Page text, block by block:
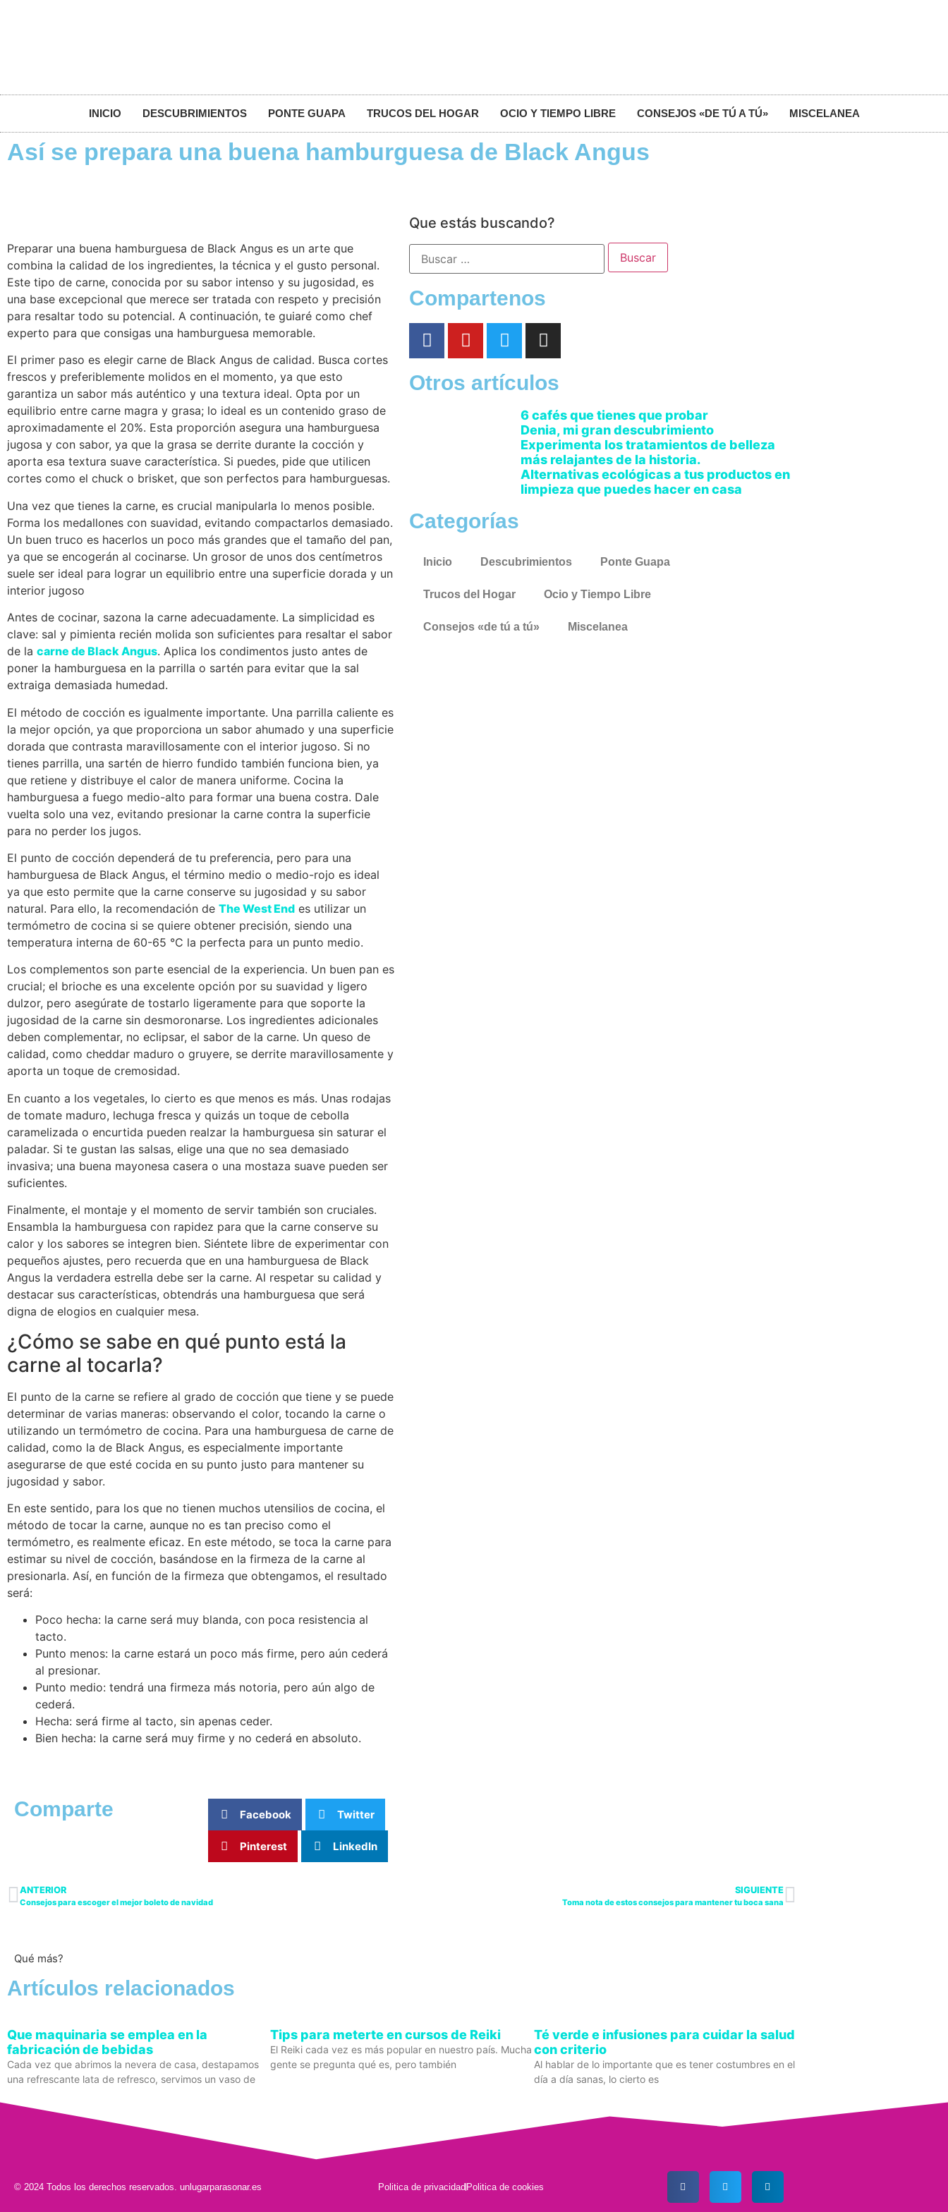
INICIO DESCUBRIMIENTOS PONTE GUAPA TRUCOS DEL HOGAR OCIO Y TIEMPO LIBRE CONSEJOS «DE TÚ A TÚ» MISCELANEA
Así se prepara una buena hamburguesa de Black Angus
Preparar una buena hamburguesa de Black Angus es un arte que
combina la calidad de los ingredientes, la técnica y el gusto personal.
Este tipo de carne, conocida por su sabor intenso y su jugosidad, es
una base excepcional que merece ser tratada con respeto y precisión
para resaltar todo su potencial. A continuación, te guiaré como chef
experto para que consigas una hamburguesa memorable.
El primer paso es elegir carne de Black Angus de calidad. Busca cortes
frescos y preferiblemente molidos en el momento, ya que esto
garantiza un sabor más auténtico y una textura ideal. Opta por un
equilibrio entre carne magra y grasa; lo ideal es un contenido graso de
aproximadamente el 20%. Esta proporción asegura una hamburguesa
jugosa y con sabor, ya que la grasa se derrite durante la cocción y
aporta esa textura suave característica. Si puedes, pide que utilicen
cortes como el chuck o brisket, que son perfectos para hamburguesas.
Una vez que tienes la carne, es crucial manipularla lo menos posible.
Forma los medallones con suavidad, evitando compactarlos demasiado.
Un buen truco es hacerlos un poco más grandes que el tamaño del pan,
ya que se encogerán al cocinarse. Un grosor de unos dos centímetros
suele ser ideal para lograr un equilibrio entre una superficie dorada y un
interior jugoso
Antes de cocinar, sazona la carne adecuadamente. La simplicidad es
clave: sal y pimienta recién molida son suficientes para resaltar el sabor
de la carne de Black Angus. Aplica los condimentos justo antes de
poner la hamburguesa en la parrilla o sartén para evitar que la sal
extraiga demasiada humedad.
El método de cocción es igualmente importante. Una parrilla caliente es
la mejor opción, ya que proporciona un sabor ahumado y una superficie
dorada que contrasta maravillosamente con el interior jugoso. Si no
tienes parrilla, una sartén de hierro fundido también funciona bien, ya
que retiene y distribuye el calor de manera uniforme. Cocina la
hamburguesa a fuego medio-alto para formar una buena costra. Dale
vuelta solo una vez, evitando presionar la carne contra la superficie
para no perder los jugos.
El punto de cocción dependerá de tu preferencia, pero para una
hamburguesa de Black Angus, el término medio o medio-rojo es ideal
ya que esto permite que la carne conserve su jugosidad y su sabor
natural. Para ello, la recomendación de The West End es utilizar un
termómetro de cocina si se quiere obtener precisión, siendo una
temperatura interna de 60-65 °C la perfecta para un punto medio.
Los complementos son parte esencial de la experiencia. Un buen pan es
crucial; el brioche es una excelente opción por su suavidad y ligero
dulzor, pero asegúrate de tostarlo ligeramente para que soporte la
jugosidad de la carne sin desmoronarse. Los ingredientes adicionales
deben complementar, no eclipsar, el sabor de la carne. Un queso de
calidad, como cheddar maduro o gruyere, se derrite maravillosamente y
aporta un toque de cremosidad.
En cuanto a los vegetales, lo cierto es que menos es más. Unas rodajas
de tomate maduro, lechuga fresca y quizás un toque de cebolla
caramelizada o encurtida pueden realzar la hamburguesa sin saturar el
paladar. Si te gustan las salsas, elige una que no sea demasiado
invasiva; una buena mayonesa casera o una mostaza suave pueden ser
suficientes.
Finalmente, el montaje y el momento de servir también son cruciales.
Ensambla la hamburguesa con rapidez para que la carne conserve su
calor y los sabores se integren bien. Siéntete libre de experimentar con
pequeños ajustes, pero recuerda que en una hamburguesa de Black
Angus la verdadera estrella debe ser la carne. Al respetar su calidad y
destacar sus características, obtendrás una hamburguesa que será
digna de elogios en cualquier mesa.
¿Cómo se sabe en qué punto está la
carne al tocarla?
El punto de la carne se refiere al grado de cocción que tiene y se puede
determinar de varias maneras: observando el color, tocando la carne o
utilizando un termómetro de cocina. Para una hamburguesa de carne de
calidad, como la de Black Angus, es especialmente importante
asegurarse de que esté cocida en su punto justo para mantener su
jugosidad y sabor.
En este sentido, para los que no tienen muchos utensilios de cocina, el
método de tocar la carne, aunque no es tan preciso como el
termómetro, es realmente eficaz. En este método, se toca la carne para
estimar su nivel de cocción, basándose en la firmeza de la carne al
presionarla. Así, en función de la firmeza que obtengamos, el resultado
será:
Poco hecha: la carne será muy blanda, con poca resistencia al
tacto.
Punto menos: la carne estará un poco más firme, pero aún cederá
al presionar.
Punto medio: tendrá una firmeza más notoria, pero aún algo de
cederá.
Hecha: será firme al tacto, sin apenas ceder.
Bien hecha: la carne será muy firme y no cederá en absoluto.
Comparte Facebook Twitter
Pinterest LinkedIn
Que estás buscando?
Compartenos
Otros artículos
6 cafés que tienes que probar
Denia, mi gran descubrimiento
Experimenta los tratamientos de belleza
más relajantes de la historia.
Alternativas ecológicas a tus productos en
limpieza que puedes hacer en casa
Categorías
Inicio Descubrimientos Ponte Guapa
Trucos del Hogar Ocio y Tiempo Libre
Consejos «de tú a tú» Miscelanea
ANTERIOR
Consejos para escoger el mejor boleto de navidad
SIGUIENTE
Toma nota de estos consejos para mantener tu boca sana
Qué más?
Artículos relacionados
Que maquinaria se emplea en la
fabricación de bebidas
Cada vez que abrimos la nevera de casa, destapamos
una refrescante lata de refresco, servimos un vaso de
Tips para meterte en cursos de Reiki
El Reiki cada vez es más popular en nuestro país. Mucha
gente se pregunta qué es, pero también
Té verde e infusiones para cuidar la salud
con criterio
Al hablar de lo importante que es tener costumbres en el
día a día sanas, lo cierto es
© 2024 Todos los derechos reservados. unlugarparasonar.es Politica de privacidad Politica de cookies